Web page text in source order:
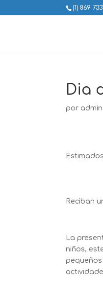
(1) 869
Dia
por
Reciban
La
niños,